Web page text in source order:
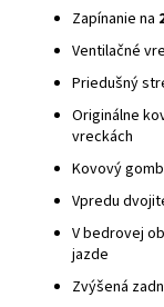
Zapínanie na
Ventilačné
Priedušný
Originálne
vreckách
Kovový
Vpredu
V bedrovej
jazde
Zvýšená